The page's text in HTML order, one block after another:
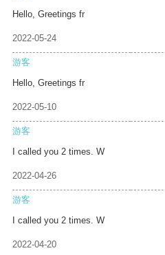
Hello, Greetings fr
2022-05-24
游客
Hello, Greetings fr
2022-05-10
游客
I called you 2 times. W
2022-04-26
游客
I called you 2 times. W
2022-04-20